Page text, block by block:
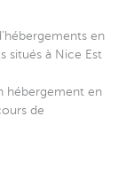
en
situés à Nice Est
hébergement en
de